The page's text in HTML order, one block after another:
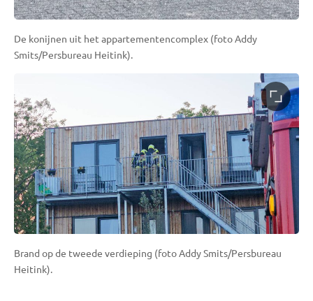
De konijnen uit het appartementencomplex (foto Addy
Smits/Persbureau Heitink).
Brand op de tweede verdieping (foto Addy Smits/Persbureau
Heitink).